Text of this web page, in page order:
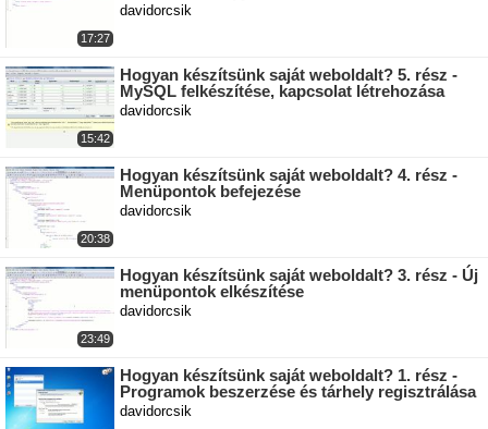
17:27
davidorcsik
15:42
Hogyan készítsünk saját weboldalt? 5. rész -
MySQL felkészítése, kapcsolat létrehozása
davidorcsik
20:38
Hogyan készítsünk saját weboldalt? 4. rész -
Menüpontok befejezése
davidorcsik
23:49
Hogyan készítsünk saját weboldalt? 3. rész - Új
menüpontok elkészítése
davidorcsik
Hogyan készítsünk saját weboldalt? 1. rész -
Programok beszerzése és tárhely regisztrálása
davidorcsik